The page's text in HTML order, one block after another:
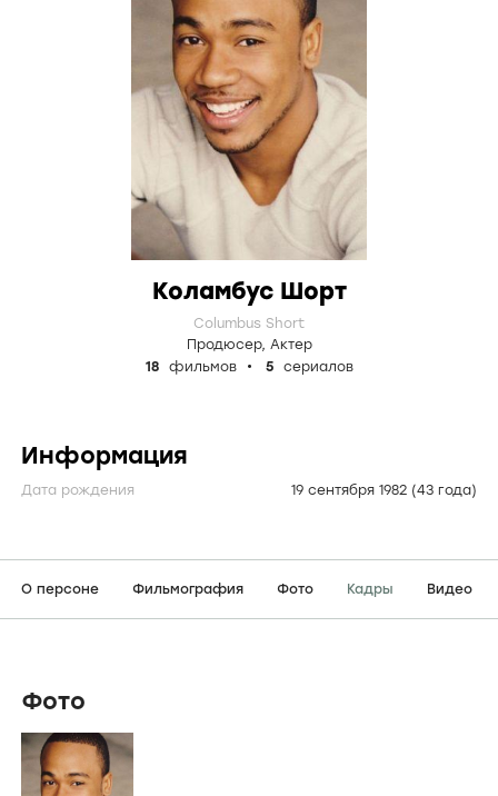
Коламбус Шорт
Columbus Short
Продюсер, Актер
18
фильмов 5 сериалов
Информация
Дата рождения 19 сентября 1982 (43 года)
О персоне Фильмография Фото Кадры Видео
Фото